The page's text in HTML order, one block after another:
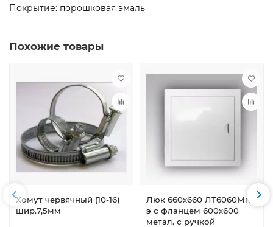
Покрытие: порошковая эмаль
Похожие товары
Хомут червячный (10-16)
шир.7,5мм
Люк 660х660 ЛТ6060Мп/
э с фланцем 600х600
метал. с ручкой